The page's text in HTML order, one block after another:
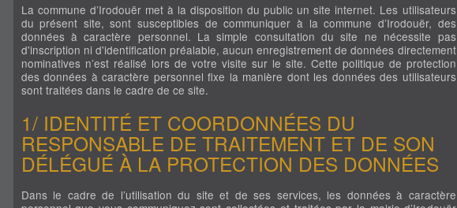
La commune d’Irodouër met à la disposition du public un site internet. Les utilisateurs
du présent site, sont susceptibles de communiquer à la commune d’Irodouër, des
données à caractère personnel. La simple consultation du site ne nécessite pas
d'inscription ni d'identification préalable, aucun enregistrement de données directement
nominatives n’est réalisé lors de votre visite sur le site. Cette politique de protection
des données à caractère personnel fixe la manière dont les données des utilisateurs
sont traitées dans le cadre de ce site.
1/ IDENTITÉ ET COORDONNÉES DU
RESPONSABLE DE TRAITEMENT ET DE SON
DÉLÉGUÉ À LA PROTECTION DES DONNÉES
Dans le cadre de l’utilisation du site et de ses services, les données à caractère